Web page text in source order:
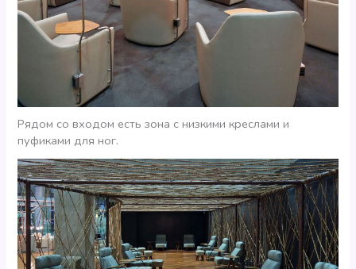
Рядом со входом есть зона с низкими креслами и
пуфиками для ног.